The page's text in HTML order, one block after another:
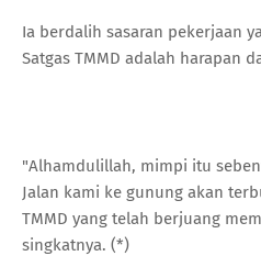
Ia berdalih sasaran pekerjaan
Satgas TMMD adalah harapan
"Alhamdulillah, mimpi itu
Jalan kami ke gunung akan
TMMD yang telah berjuang
singkatnya. (*)